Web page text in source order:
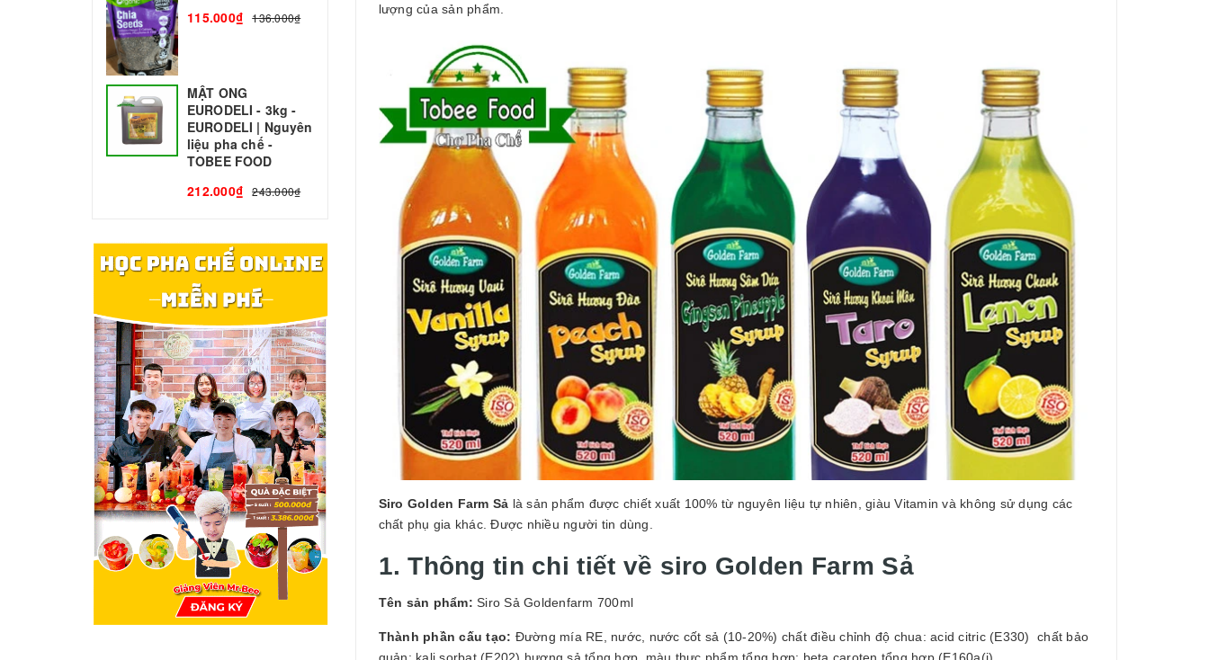
lượng của sản phẩm.
Siro Golden Farm Sả là sản phẩm được chiết xuất 100% từ nguyên liệu tự nhiên, giàu Vitamin và không sử dụng các
chất phụ gia khác. Được nhiều người tin dùng.
1. Thông tin chi tiết về siro Golden Farm Sả
Tên sản phẩm: Siro Sả Goldenfarm 700ml
Thành phần cấu tạo: Đường mía RE, nước, nước cốt sả (10-20%) chất điều chỉnh độ chua: acid citric (E330) chất bảo
115.000₫
136.000₫
MẬT ONG
EURODELI - 3kg -
EURODELI | Nguyên
liệu pha chế -
TOBEE FOOD
212.000₫
243.000₫